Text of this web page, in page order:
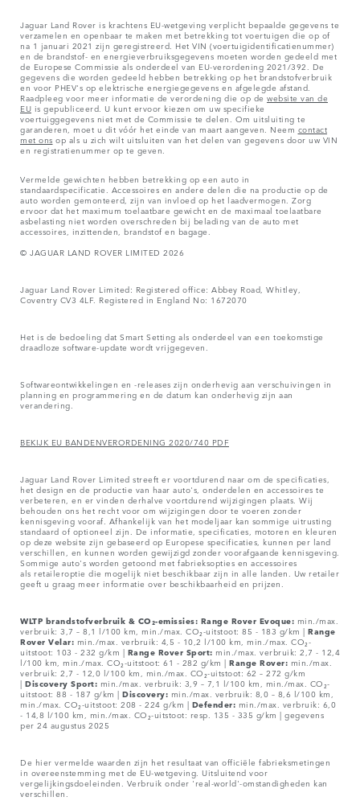
Jaguar Land Rover is krachtens EU-wetgeving verplicht bepaalde gegevens te
verzamelen en openbaar te maken met betrekking tot voertuigen die op of
na 1 januari 2021 zijn geregistreerd. Het VIN (voertuigidentificatienummer)
en de brandstof- en energieverbruiksgegevens moeten worden gedeeld met
de Europese Commissie als onderdeel van EU-verordening 2021/392. De
gegevens die worden gedeeld hebben betrekking op het brandstofverbruik
en voor PHEV's op elektrische energiegegevens en afgelegde afstand.
Raadpleeg voor meer informatie de verordening die op dewebsite van de
EU is gepubliceerd. U kunt ervoor kiezen om uw specifieke
voertuiggegevens niet met de Commissie te delen. Om uitsluiting te
garanderen, moet u dit vóór het einde van maart aangeven. Neem contact
met ons op als u zich wilt uitsluiten van het delen van gegevens door uw VIN
en registratienummer op te geven.
Vermelde gewichten hebben betrekking op een auto in
standaardspecificatie. Accessoires en andere delen die na productie op de
auto worden gemonteerd, zijn van invloed op het laadvermogen. Zorg
ervoor dat het maximum toelaatbare gewicht en de maximaal toelaatbare
asbelasting niet worden overschreden bij belading van de auto met
accessoires, inzittenden, brandstof en bagage.
© JAGUAR LAND ROVER LIMITED 2026
Jaguar Land Rover Limited: Registered office: Abbey Road, Whitley,
Coventry CV3 4LF. Registered in England No: 1672070
Het is de bedoeling dat Smart Setting als onderdeel van een toekomstige
draadloze software-update wordt vrijgegeven.
Softwareontwikkelingen en -releases zijn onderhevig aan verschuivingen in
planning en programmering en de datum kan onderhevig zijn aan
verandering.
BEKIJK EU BANDENVERORDENING 2020/740 PDF
Jaguar Land Rover Limited streeft er voortdurend naar om de specificaties,
het design en de productie van haar auto's, onderdelen en accessoires te
verbeteren, en er vinden derhalve voortdurend wijzigingen plaats. Wij
behouden ons het recht voor om wijzigingen door te voeren zonder
kennisgeving vooraf. Afhankelijk van het modeljaar kan sommige uitrusting
standaard of optioneel zijn. De informatie, specificaties, motoren en kleuren
op deze website zijn gebaseerd op Europese specificaties, kunnen per land
verschillen, en kunnen worden gewijzigd zonder voorafgaande kennisgeving.
Sommige auto's worden getoond met fabrieksopties en accessoires
als retaileroptie die mogelijk niet beschikbaar zijn in alle landen. Uw retailer
geeft u graag meer informatie over beschikbaarheid en prijzen.
WLTP brandstofverbruik & CO₂-emissies: Range Rover Evoque: min./max.
verbruik: 3,7 – 8,1 l/100 km, min./max. CO₂-uitstoot: 85 - 183 g/km | Range
Rover Velar: min./max. verbruik: 4,5 - 10,2 l/100 km, min./max. CO₂-
uitstoot: 103 - 232 g/km | Range Rover Sport: min./max. verbruik: 2,7 - 12,4
l/100 km, min./max. CO₂-uitstoot: 61 - 282 g/km | Range Rover: min./max.
verbruik: 2,7 - 12,0 l/100 km, min./max. CO₂-uitstoot: 62 – 272 g/km
| Discovery Sport: min./max. verbruik: 3,9 – 7,1 l/100 km, min./max. CO₂-
uitstoot: 88 - 187 g/km | Discovery: min./max. verbruik: 8,0 – 8,6 l/100 km,
min./max. CO₂-uitstoot: 208 - 224 g/km | Defender: min./max. verbruik: 6,0
- 14,8 l/100 km, min./max. CO₂-uitstoot: resp. 135 - 335 g/km | gegevens
per 24 augustus 2025
De hier vermelde waarden zijn het resultaat van officiële fabrieksmetingen
in overeenstemming met de EU-wetgeving. Uitsluitend voor
vergelijkingsdoeleinden. Verbruik onder 'real-world'-omstandigheden kan
verschillen.